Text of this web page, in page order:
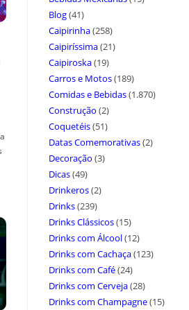
Blog(41)
Caipirinha(258)
Caipiríssima(21)
Caipiroska(19)
Carros e Motos(189)
Comidas e Bebidas(1.870)
Construção (2)
Coquetéis(51)
Datas Comemorativas(2)
Decoração (3)
Dicas(49)
Drinkeros(2)
Drinks(239)
Drinks Clássicos(15)
Drinks com Álcool(12)
Drinks com Cachaça(123)
Drinks com Café(24)
Drinks com Cerveja(28)
Drinks com Champagne(15)